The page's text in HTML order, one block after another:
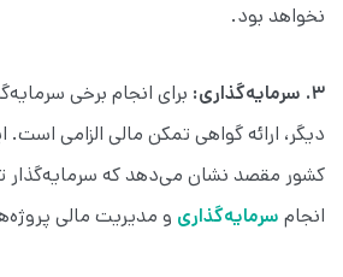
نخواهد بود.
۳. سرمایه‌گذاری:
برای انجام برخی
دیگر، ارائه گواهی تمکن مالی الزامی
کشور مقصد نشان می‌دهد که سرمایه‌گذار
انجام سرمایه‌گذاری و مدیریت مالی